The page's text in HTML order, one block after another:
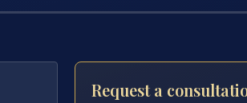
Request a